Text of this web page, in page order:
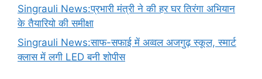
Singrauli News:प्रभारी मंत्री ने की हर घर तिरंगा अभियान
के तैयारियो की समीक्षा
Singrauli News:साफ-सफाई में अव्वल अजगुढ़ स्कूल, स्मार्ट
क्लास में लगी LED बनी शोपीस